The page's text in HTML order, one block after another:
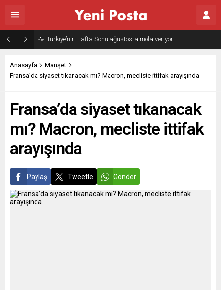
Türkiye’nin Hafta Sonu ağustosta mola veriyor
Anasayfa
Manşet
Fransa’da siyaset tıkanacak mı? Macron, mecliste ittifak arayışında
Fransa’da siyaset tıkanacak
mı? Macron, mecliste ittifak
arayışında
Paylaş Tweetle Gönder